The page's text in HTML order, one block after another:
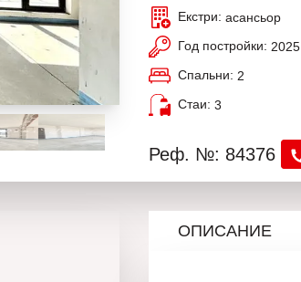
Екстри: асансьор
Год постройки: 2025
Спальни: 2
Стаи: 3
Реф. №: 84376
ОПИСАНИЕ